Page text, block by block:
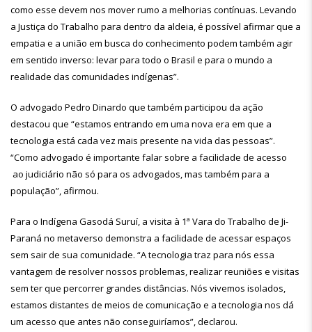
como esse devem nos mover rumo a melhorias contínuas. Levando
a Justiça do Trabalho para dentro da aldeia, é possível afirmar que a
empatia e a união em busca do conhecimento podem também agir
em sentido inverso: levar para todo o Brasil e para o mundo a
realidade das comunidades indígenas”.
O advogado Pedro Dinardo que também participou da ação
destacou que “estamos entrando em uma nova era em que a
tecnologia está cada vez mais presente na vida das pessoas”.
“Como advogado é importante falar sobre a facilidade de acesso
ao judiciário não só para os advogados, mas também para a
população”, afirmou.
Para o Indígena Gasodá Suruí, a visita à 1ª Vara do Trabalho de Ji-
Paraná no metaverso demonstra a facilidade de acessar espaços
sem sair de sua comunidade. “A tecnologia traz para nós essa
vantagem de resolver nossos problemas, realizar reuniões e visitas
sem ter que percorrer grandes distâncias. Nós vivemos isolados,
estamos distantes de meios de comunicação e a tecnologia nos dá
um acesso que antes não conseguiríamos”, declarou.